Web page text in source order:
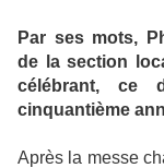
Par ses mots,
de la section
célébrant, ce
cinquantième
Après la messe